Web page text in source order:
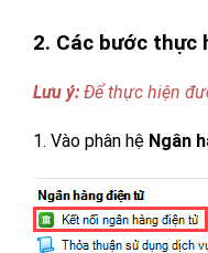
2. Các bước thực
Lưu ý: Để thực hiện
1. Vào phân hệ Ngân